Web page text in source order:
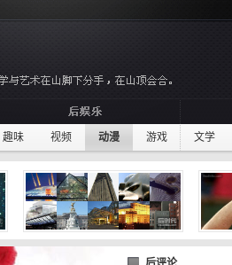
趣味 视频 动漫 游戏 文学